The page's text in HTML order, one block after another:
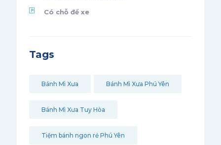
Có chỗ để xe
Tags
Bánh Mì Xưa Bánh Mì Xưa Phú Yên
Bánh Mì Xưa Tuy Hòa
Tiệm bánh ngon rẻ Phú Yên